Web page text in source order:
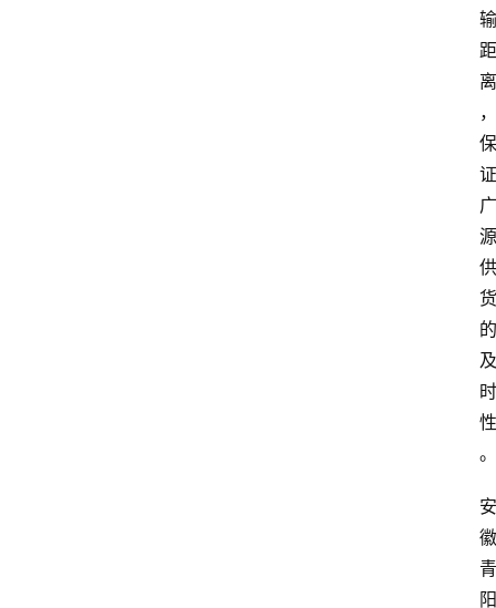
输
距
离
，
保
证
广
源
供
货
的
及
时
性
。
安
徽
青
阳